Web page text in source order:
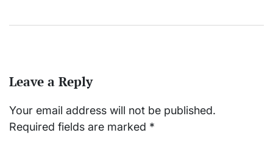
Leave a Reply
Your email address will not be published.
Required fields are marked *